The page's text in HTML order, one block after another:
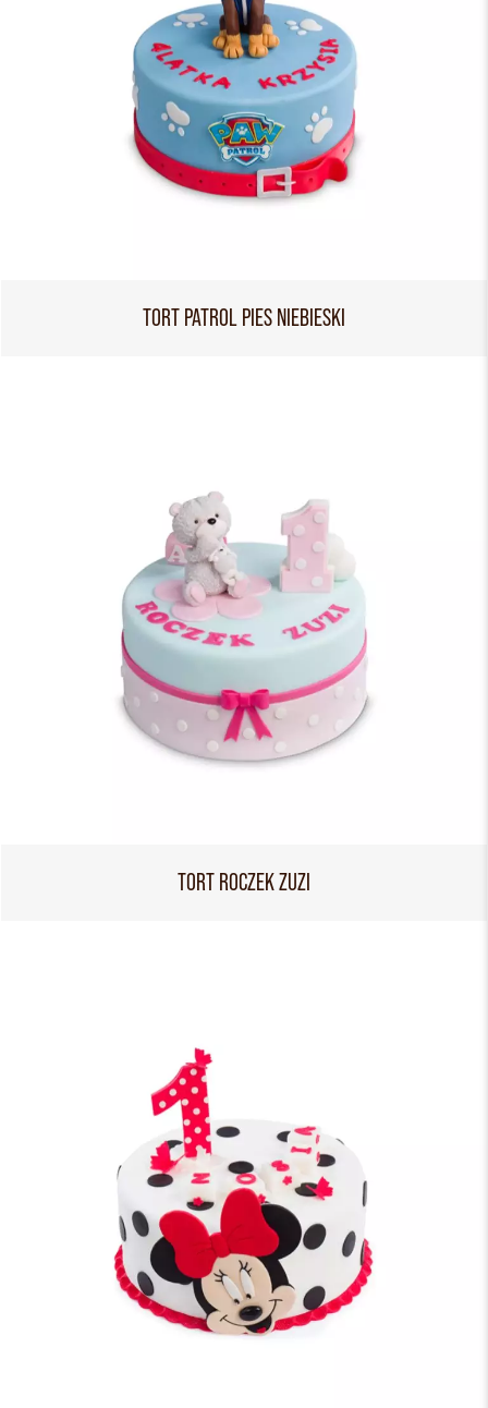
TORT PATROL PIES NIEBIESKI
TORT ROCZEK ZUZI